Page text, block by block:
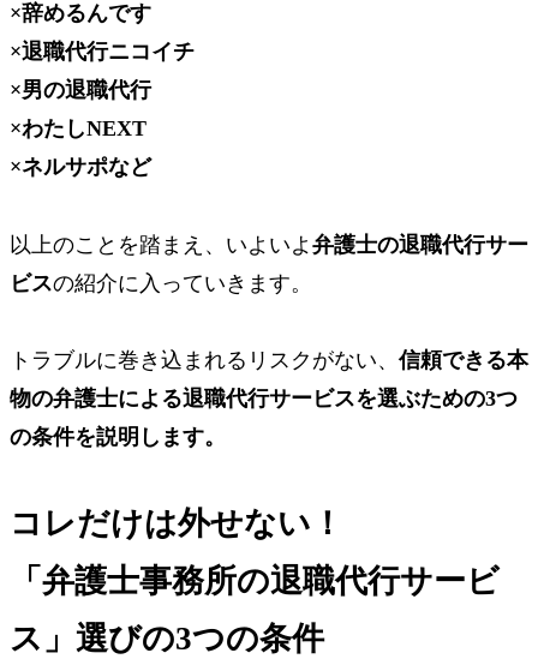
×辞めるんです
×退職代行ニコイチ
×男の退職代行
×わたしNEXT
×ネルサポなど
以上のことを踏まえ、いよいよ 弁護士の退職代行サー
ビスの紹介に入っていきます。
トラブルに巻き込まれるリスクがない、 信頼できる本
物の弁護士による退職代行サービスを選ぶための3つ
の条件を説明します。
コレだけは外せない！
「弁護士事務所の退職代行サービ
ス」選びの3つの条件